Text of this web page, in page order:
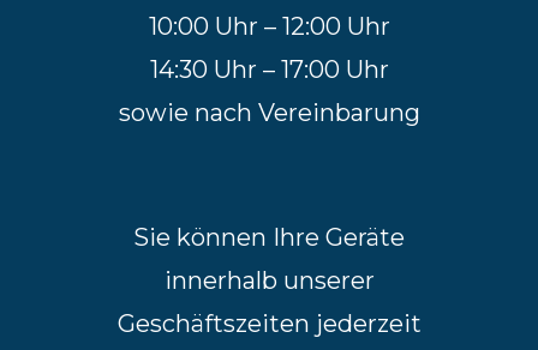
10:00 Uhr – 12:00 Uhr
14:30 Uhr – 17:00 Uhr
sowie nach Vereinbarung
Sie können Ihre Geräte
innerhalb unserer
Geschäftszeiten jederzeit